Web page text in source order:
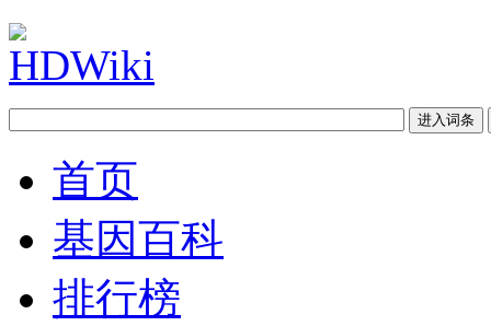
首页
基因百科
排行榜